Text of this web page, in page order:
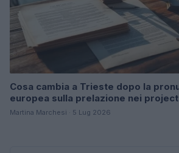
Cosa cambia a Trieste dopo la
europea sulla prelazione nei
Martina Marchesi · 5 Lug 2026